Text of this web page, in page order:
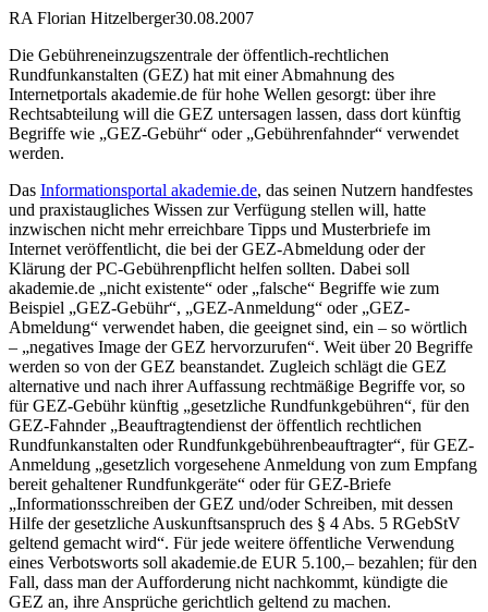
RA Florian Hitzelberger30.08.2007
Die Gebühreneinzugszentrale der öffentlich-rechtlichen
Rundfunkanstalten (GEZ) hat mit einer Abmahnung des
Internetportals akademie.de für hohe Wellen gesorgt: über ihre
Rechtsabteilung will die GEZ untersagen lassen, dass dort künftig
Begriffe wie „GEZ-Gebühr“ oder „Gebührenfahnder“ verwendet
werden.
Das Informationsportal akademie.de, das seinen Nutzern handfestes
und praxistaugliches Wissen zur Verfügung stellen will, hatte
inzwischen nicht mehr erreichbare Tipps und Musterbriefe im
Internet veröffentlicht, die bei der GEZ-Abmeldung oder der
Klärung der PC-Gebührenpflicht helfen sollten. Dabei soll
akademie.de „nicht existente“ oder „falsche“ Begriffe wie zum
Beispiel „GEZ-Gebühr“, „GEZ-Anmeldung“ oder „GEZ-
Abmeldung“ verwendet haben, die geeignet sind, ein – so wörtlich
– „negatives Image der GEZ hervorzurufen“. Weit über 20 Begriffe
werden so von der GEZ beanstandet. Zugleich schlägt die GEZ
alternative und nach ihrer Auffassung rechtmäßige Begriffe vor, so
für GEZ-Gebühr künftig „gesetzliche Rundfunkgebühren“, für den
GEZ-Fahnder „Beauftragtendienst der öffentlich rechtlichen
Rundfunkanstalten oder Rundfunkgebührenbeauftragter“, für GEZ-
Anmeldung „gesetzlich vorgesehene Anmeldung von zum Empfang
bereit gehaltener Rundfunkgeräte“ oder für GEZ-Briefe
„Informationsschreiben der GEZ und/oder Schreiben, mit dessen
Hilfe der gesetzliche Auskunftsanspruch des § 4 Abs. 5 RGebStV
geltend gemacht wird“. Für jede weitere öffentliche Verwendung
eines Verbotsworts soll akademie.de EUR 5.100,– bezahlen; für den
Fall, dass man der Aufforderung nicht nachkommt, kündigte die
GEZ an, ihre Ansprüche gerichtlich geltend zu machen.